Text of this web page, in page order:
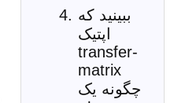
ببینید که
اپتیک
transfer-
matrix
چگونه یک